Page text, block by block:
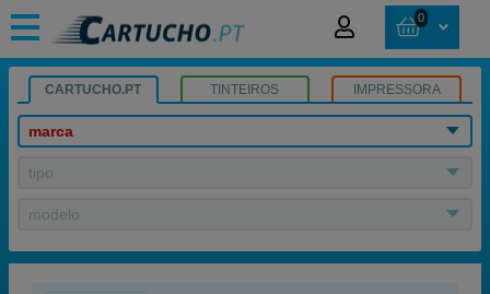
0
CARTUCHO.PT TINTEIROS IMPRESSORA
marca
tipo
modelo